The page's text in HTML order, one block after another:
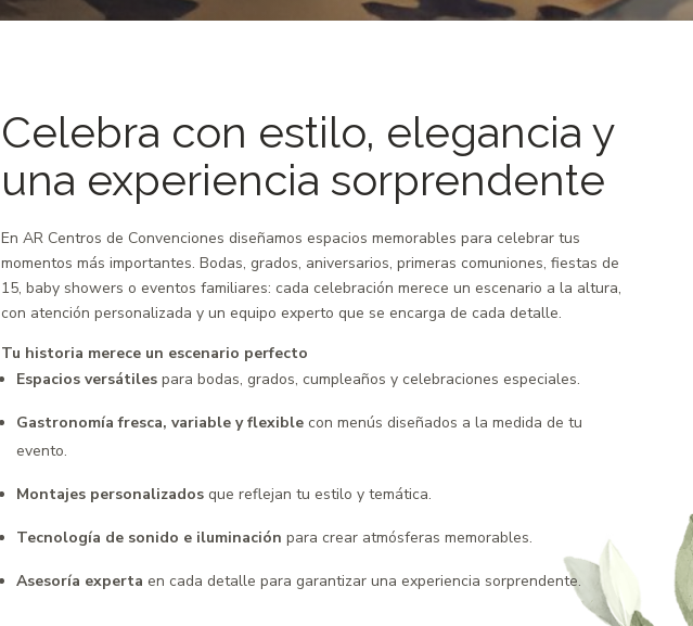
Celebra con estilo, elegancia y
una experiencia sorprendente
En AR Centros de Convenciones diseñamos espacios memorables para celebrar tus
momentos más importantes. Bodas, grados, aniversarios, primeras comuniones, fiestas de
15, baby showers o eventos familiares: cada celebración merece un escenario a la altura,
con atención personalizada y un equipo experto que se encarga de cada detalle.
Tu historia merece un escenario perfecto
Espacios versátiles para bodas, grados, cumpleaños y celebraciones especiales.
Gastronomía fresca, variable y flexible con menús diseñados a la medida de tu
evento.
Montajes personalizados que reflejan tu estilo y temática.
Tecnología de sonido e iluminación para crear atmósferas memorables.
Asesoría expertaen cada detalle para garantizar una experiencia sorprendente.